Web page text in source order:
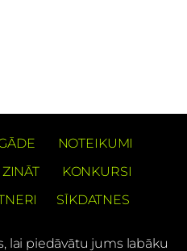
NOTEIKUMI
KONKURSI
SĪKDATNES
lai piedāvātu jums labāku